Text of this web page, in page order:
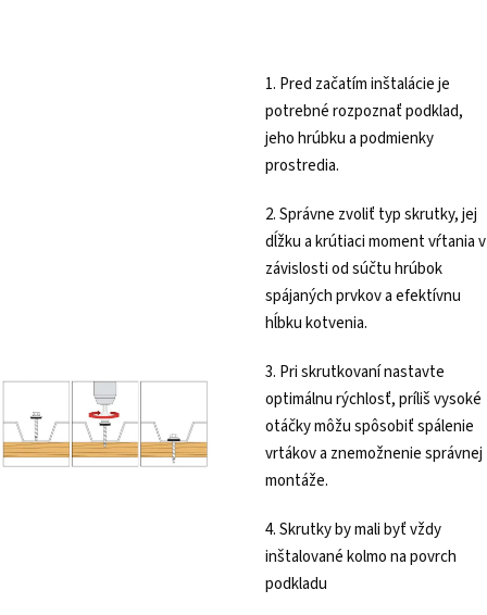
1. Pred začatím inštalácie je
potrebné rozpoznať podklad,
jeho hrúbku a podmienky
prostredia.
2. Správne zvoliť typ skrutky, jej
dĺžku a krútiaci moment vŕtania v
závislosti od súčtu hrúbok
spájaných prvkov a efektívnu
hĺbku kotvenia.
3. Pri skrutkovaní nastavte
optimálnu rýchlosť, príliš vysoké
otáčky môžu spôsobiť spálenie
vrtákov a znemožnenie správnej
montáže.
4. Skrutky by mali byť vždy
inštalované kolmo na povrch
podkladu